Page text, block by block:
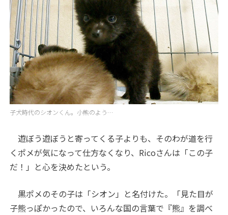
子犬時代のシオンくん。小熊のよう…
遊ぼう遊ぼうと寄ってくる子よりも、そのわが道を行
くポメが気になって仕方なくなり、Ricoさんは「この子
だ！」と心を決めたという。
黒ポメのその子は「シオン」と名付けた。「見た目が
子熊っぽかったので、いろんな国の言葉で『熊』を調べ